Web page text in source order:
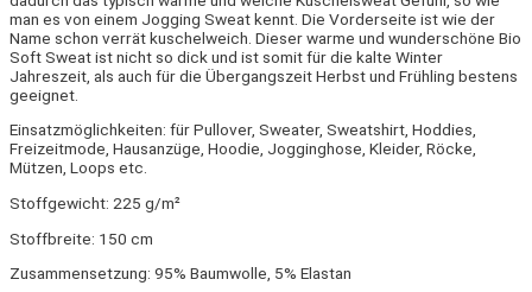
man es von einem Jogging Sweat kennt. Die Vorderseite ist wie der
Name schon verrät kuschelweich. Dieser warme und wunderschöne Bio
Soft Sweat ist nicht so dick und ist somit für die kalte Winter
Jahreszeit, als auch für die Übergangszeit Herbst und Frühling bestens
geeignet.
Einsatzmöglichkeiten: für Pullover, Sweater, Sweatshirt, Hoddies,
Freizeitmode, Hausanzüge, Hoodie, Jogginghose, Kleider, Röcke,
Mützen, Loops etc.
Stoffgewicht: 225 g/m²
Stoffbreite: 150 cm
Zusammensetzung: 95% Baumwolle, 5% Elastan